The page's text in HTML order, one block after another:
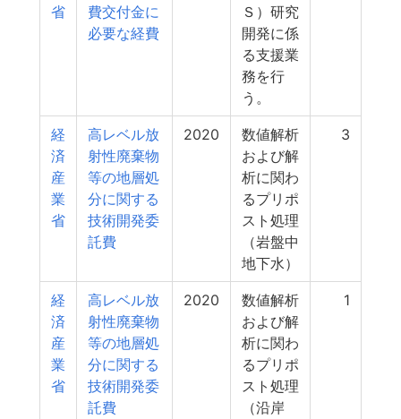
省
費交付金に
必要な経費
Ｓ）研究
開発に係
る支援業
務を行
う。
経
済
産
業
省
高レベル放
射性廃棄物
等の地層処
分に関する
技術開発委
託費
2020
数値解析
および解
析に関わ
るプリポ
スト処理
（岩盤中
地下水）
3
経
済
産
業
省
高レベル放
射性廃棄物
等の地層処
分に関する
技術開発委
託費
2020
数値解析
および解
析に関わ
るプリポ
スト処理
（沿岸
1